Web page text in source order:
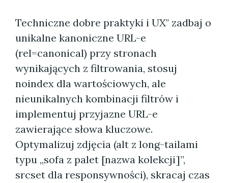
Techniczne dobre praktyki i UX" zadbaj o
unikalne kanoniczne URL-e
(rel=canonical) przy stronach
wynikających z filtrowania, stosuj
noindex dla wartościowych, ale
nieunikalnych kombinacji filtrów i
implementuj przyjazne URL-e
zawierające słowa kluczowe.
Optymalizuj zdjęcia (alt z long-tailami
typu „sofa z palet [nazwa kolekcji]”,
srcset dla responsywności), skracaj czas